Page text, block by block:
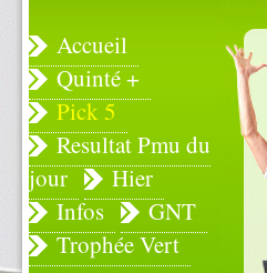
Accueil
Quinté +
Pick 5
Resultat Pmu du
jour
Hier
Infos
GNT
Trophée Vert